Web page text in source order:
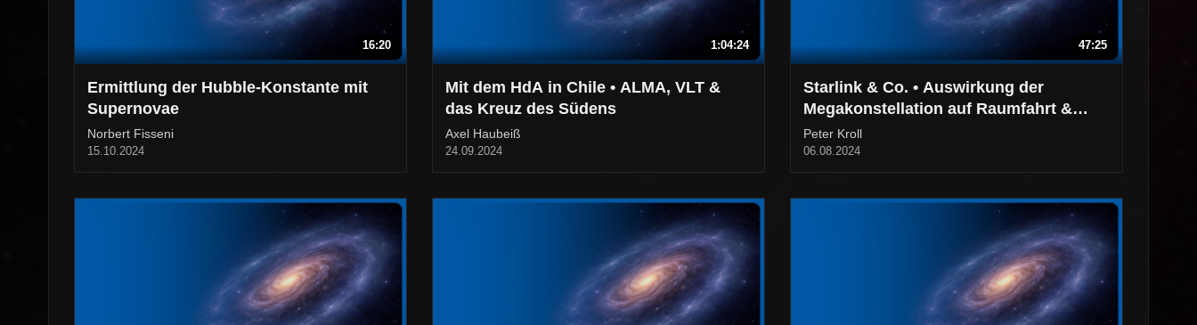
16:20
Ermittlung der Hubble-Konstante mit
Supernovae
Norbert Fisseni
15.10.2024
1:04:24
Mit dem HdA in Chile • ALMA, VLT &
das Kreuz des Südens
Axel Haubeiß
24.09.2024
47:25
Starlink & Co. • Auswirkung der
Megakonstellation auf Raumfahrt &
Astronomie
Peter Kroll
06.08.2024